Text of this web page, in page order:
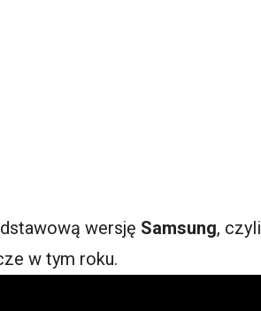
wersję Samsung, czyli
w tym roku.